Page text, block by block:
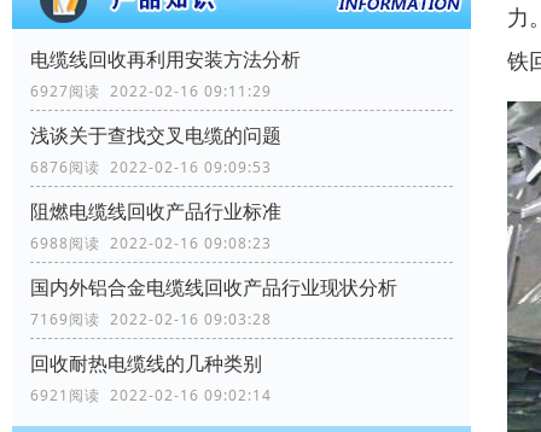
电缆线回收再利用安装方法分析
6927阅读 2022-02-16 09:11:29
浅谈关于查找交叉电缆的问题
6876阅读 2022-02-16 09:09:53
阻燃电缆线回收产品行业标准
6988阅读 2022-02-16 09:08:23
国内外铝合金电缆线回收产品行业现状分析
7169阅读 2022-02-16 09:03:28
回收耐热电缆线的几种类别
6921阅读 2022-02-16 09:02:14
力
铁